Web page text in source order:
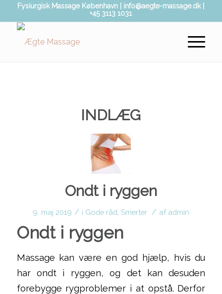
Fysiurgisk Massage København | info@aegte-massage.dk |
+45 3113 1031
INDLÆG
Ondt i ryggen
9. maj 2019 / i Gode råd Smerter / af admin
Ondt i ryggen
Massage kan være en god hjælp, hvis du
har ondt i ryggen, og det kan desuden
forebygge rygproblemer i at opstå. Derfor